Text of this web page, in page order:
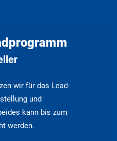
wir für das Lead-
und
kann bis zum
werden.